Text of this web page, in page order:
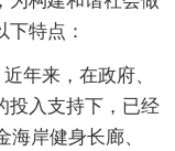
特点：
年来，在政府、
投入支持下，已经
岸健身长廊、